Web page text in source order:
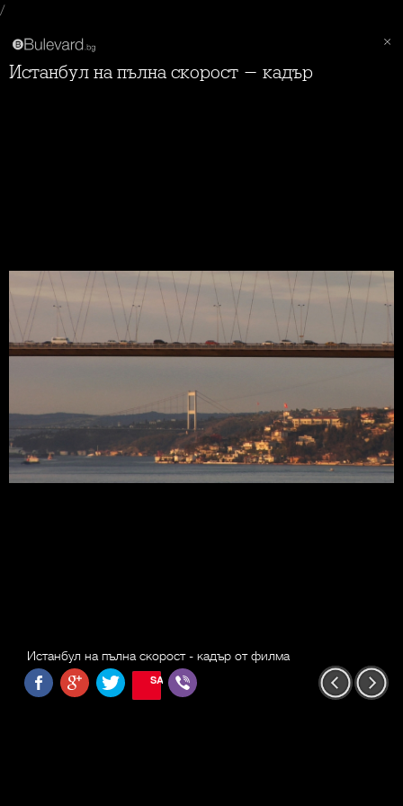
/
Истанбул на пълна скорост - кадър
Истанбул на пълна скорост - кадър от филма
SAVE